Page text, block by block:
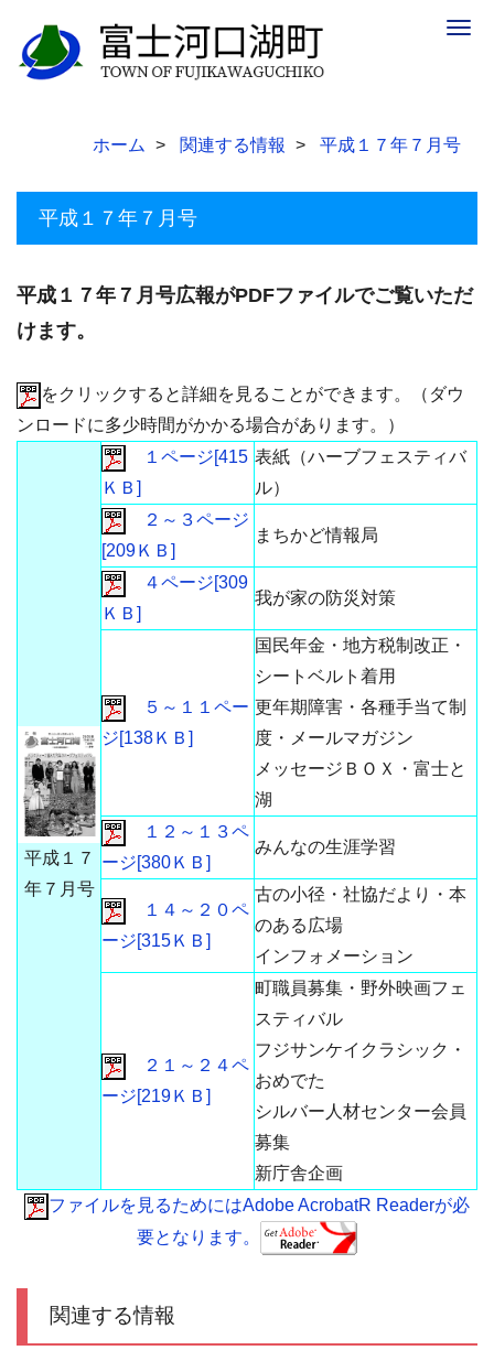
ホーム 関連する情報 平成１７年７月号
平成１７年７月号
平成１７年７月号広報がPDFファイルでご覧いただ
けます。
をクリックすると詳細を見ることができます。（ダウ
ンロードに多少時間がかかる場合があります。）
平成１７
年７月号
１ページ[415
ＫＢ]
表紙（ハーブフェスティバ
ル）
２～３ページ
[209ＫＢ]
まちかど情報局
４ページ[309
ＫＢ]
我が家の防災対策
５～１１ペー
ジ[138ＫＢ]
国民年金・地方税制改正・
シートベルト着用
更年期障害・各種手当て制
度・メールマガジン
メッセージＢＯＸ・富士と
湖
１２～１３ペ
ージ[380ＫＢ]
みんなの生涯学習
１４～２０ペ
ージ[315ＫＢ]
古の小径・社協だより・本
のある広場
インフォメーション
２１～２４ペ
ージ[219ＫＢ]
町職員募集・野外映画フェ
スティバル
フジサンケイクラシック・
おめでた
シルバー人材センター会員
募集
新庁舎企画
ファイルを見るためにはAdobe AcrobatR Readerが必
要となります。
関連する情報